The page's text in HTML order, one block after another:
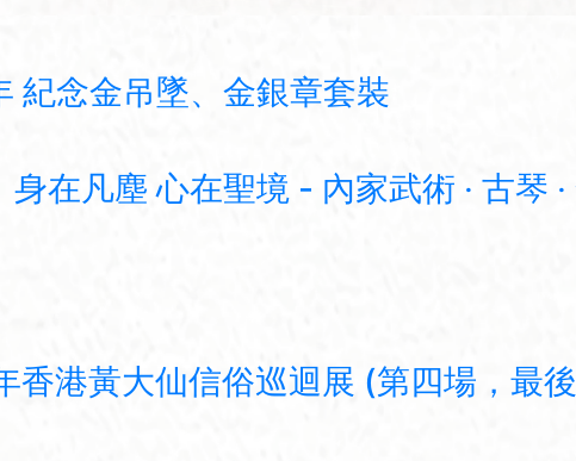
紀念金吊墜、金銀章套裝
在凡塵 心在聖境 - 內家武術 ‧ 古琴
香港黃大仙信俗巡迴展 (第四場，最